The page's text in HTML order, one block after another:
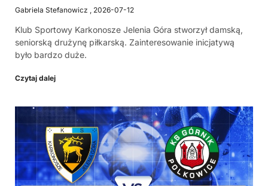
Gabriela Stefanowicz 2026-07-12
Klub Sportowy Karkonosze Jelenia Góra stworzył damską,
seniorską drużynę piłkarską. Zainteresowanie inicjatywą
było bardzo duże.
Czytaj dalej